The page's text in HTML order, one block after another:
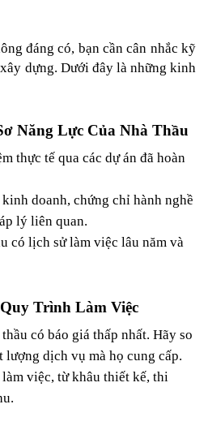
đáng có, bạn cần cân nhắc kỹ
dựng. Dưới đây là những kinh
Năng Lực Của Nhà Thầu
thực tế qua các dự án đã hoàn
doanh, chứng chỉ hành nghề
lý liên quan.
có lịch sử làm việc lâu năm và
Trình Làm Việc
có báo giá thấp nhất. Hãy so
lượng dịch vụ mà họ cung cấp.
việc, từ khâu thiết kế, thi